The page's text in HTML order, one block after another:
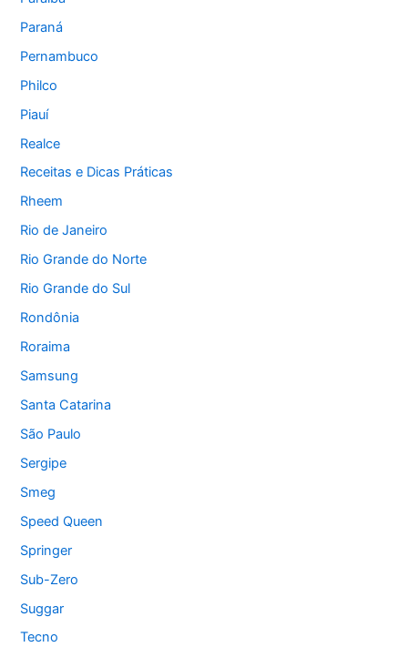
Paraná
Pernambuco
Philco
Piauí
Realce
Receitas e Dicas Práticas
Rheem
Rio de Janeiro
Rio Grande do Norte
Rio Grande do Sul
Rondônia
Roraima
Samsung
Santa Catarina
São Paulo
Sergipe
Smeg
Speed Queen
Springer
Sub-Zero
Suggar
Tecno